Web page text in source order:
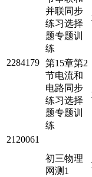
并联同步
练习选择
题专题训
练
2284179 第15章第2
节电流和
电路同步
练习选择
题专题训
练
2120061
初三物理
网测1